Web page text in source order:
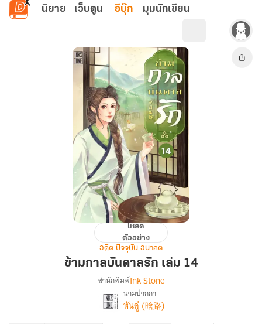
ข้ามไปยังเนื้อหาหลัก
นิยาย เว็บตูน อีบุ๊ก มุมนักเขียน
บันดาล
โหลด
ตัวอย่าง
อดีต ปัจจุบัน อนาคต
ข้ามกาลบันดาลรัก เล่ม 14
เรื่อง
ข้าม
สำนักพิมพ์Ink Stone
นามปากกา
หันลู่ (晗路)